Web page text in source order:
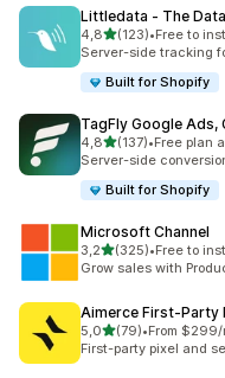
Littledata ‑ The
4,8/ 5 tähteä
(123)
123 arvostelua
•Free to
Server-side tracking
Built for Shopify
TagFly Google Ads,
4,8/ 5 tähteä
(137)
137 arvostelua
•Free plan
Server-side
Built for Shopify
Microsoft Channel
3,2/ 5 tähteä
(325)
325 arvostelua
•Free to
Grow sales with
Aimerce First‑Party
5,0/ 5 tähteä
(79)
79 arvostelua
•From $299/
First-party pixel and